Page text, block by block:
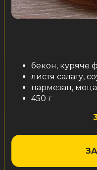
бекон, куряче
листя салату,
пармезан,
450 г